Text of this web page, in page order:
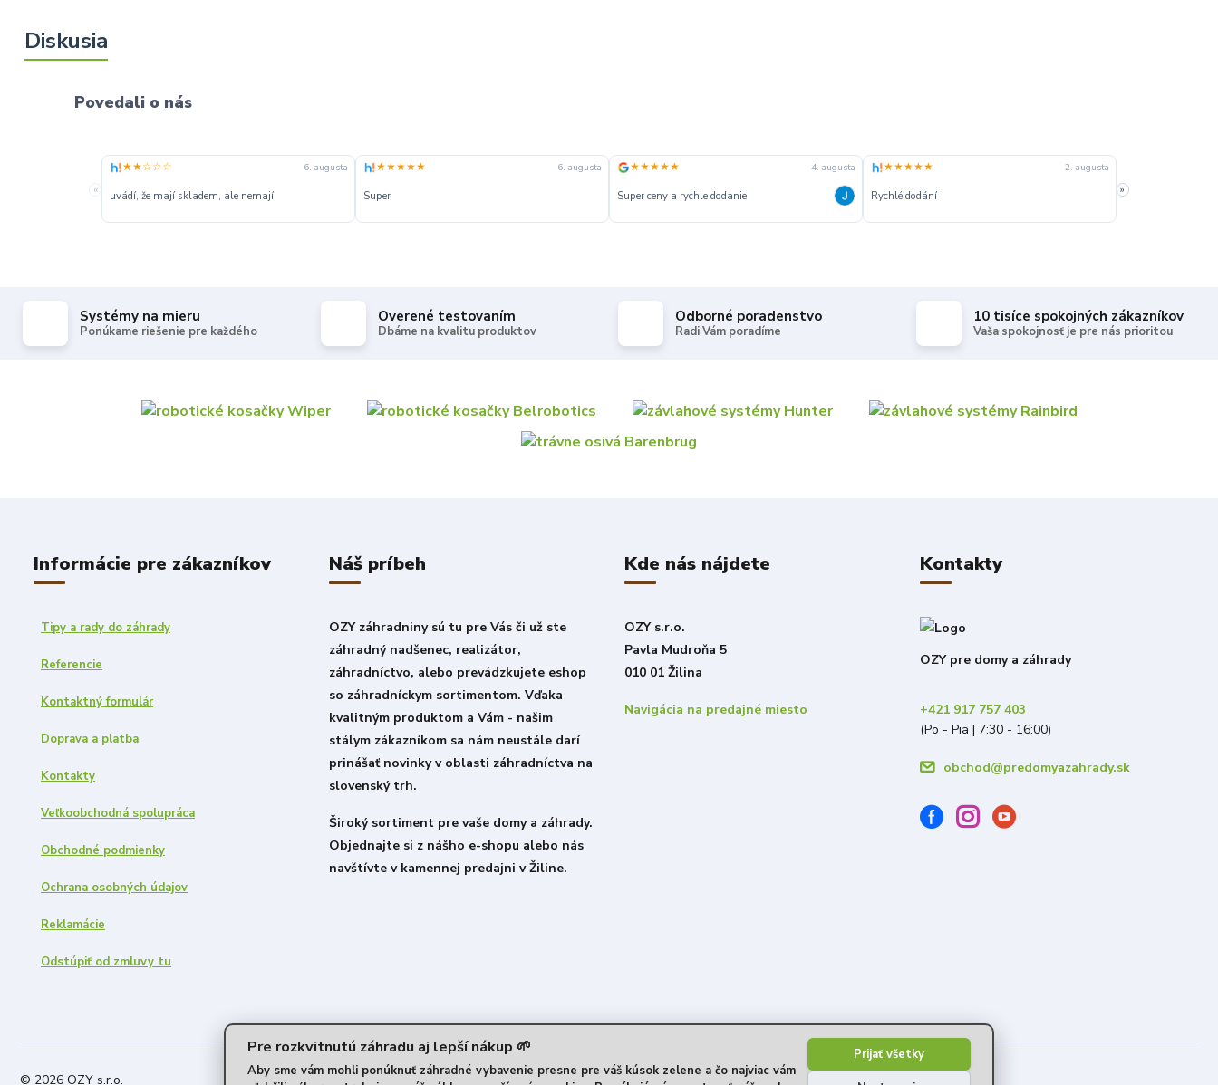
Povedali o nás
«
★★☆☆☆ 6. augusta
uvádí, že mají skladem, ale nemají
★★★★★ 6. augusta
Super
★★★★★ 4. augusta
Super ceny a rychle dodanie
★★★★★ 2. augusta
Rychlé dodání
Rychle
»
Systémy na mieru
Ponúkame riešenie pre každého
Overené testovaním
Dbáme na kvalitu produktov
Odborné poradenstvo
Radi Vám poradíme
10 tisíce spokojných zákazníkov
Vaša spokojnosť je pre nás prioritou
Informácie pre zákazníkov
Tipy a rady do záhrady
Referencie
Kontaktný formulár
Doprava a platba
Kontakty
Veľkoobchodná spolupráca
Obchodné podmienky
Ochrana osobných údajov
Reklamácie
Odstúpiť od zmluvy tu
Náš príbeh
OZY záhradniny sú tu pre Vás či už ste
záhradný nadšenec, realizátor,
záhradníctvo, alebo prevádzkujete eshop
so záhradníckym sortimentom. Vďaka
kvalitným produktom a Vám - našim
stálym zákazníkom sa nám neustále darí
prinášať novinky v oblasti záhradníctva na
slovenský trh.
Široký sortiment pre vaše domy a záhrady.
Objednajte si z nášho e-shopu alebo nás
navštívte v kamennej predajni v Žiline.
Kde nás nájdete
OZY s.r.o.
Pavla Mudroňa 5
010 01 Žilina
Navigácia na predajné miesto
Kontakty
OZY pre domy a záhrady
+421 917 757 403
(Po - Pia | 7:30 - 16:00)
obchod@predomyazahrady.sk
© 2026 OZY s.r.o.
Pre rozkvitnutú záhradu aj lepší nákup 🌱
Aby sme vám mohli ponúknuť záhradné vybavenie presne pre váš kúsok zelene a čo najviac vám
Prijať všetky